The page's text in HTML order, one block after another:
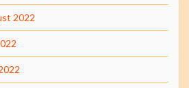
2022